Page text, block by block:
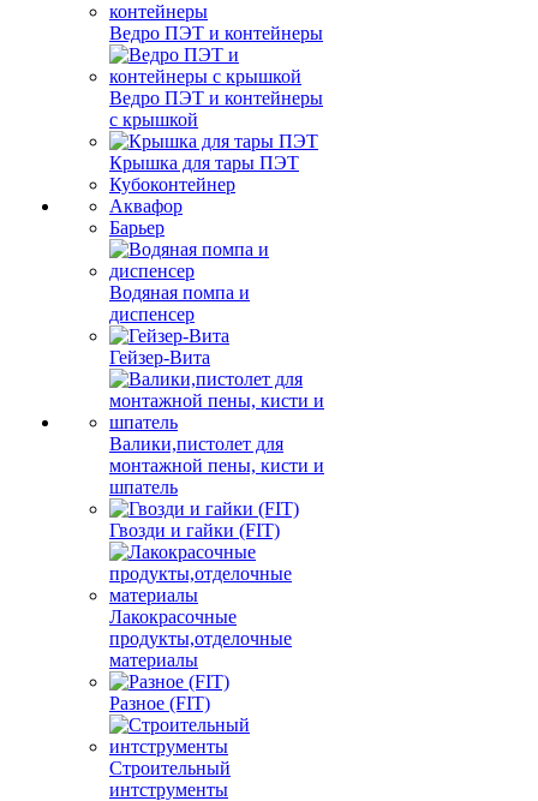
Ведро ПЭТ и контейнеры
Ведро ПЭТ и контейнеры
с крышкой
Крышка для тары ПЭТ
Кубоконтейнер
Аквафор
Барьер
Водяная помпа и
диспенсер
Гейзер-Вита
Валики,пистолет для
монтажной пены, кисти и
шпатель
Гвозди и гайки (FIT)
Лакокрасочные
продукты,отделочные
материалы
Разное (FIT)
Строительный
интструменты